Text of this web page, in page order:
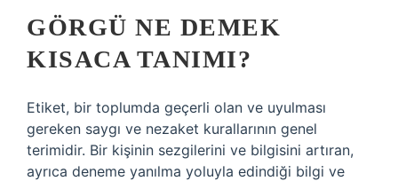
GÖRGÜ NE DEMEK
KISACA TANIMI?
Etiket, bir toplumda geçerli olan ve uyulması
gereken saygı ve nezaket kurallarının genel
terimidir. Bir kişinin sezgilerini ve bilgisini artıran,
ayrıca deneme yanılma yoluyla edindiği bilgi ve